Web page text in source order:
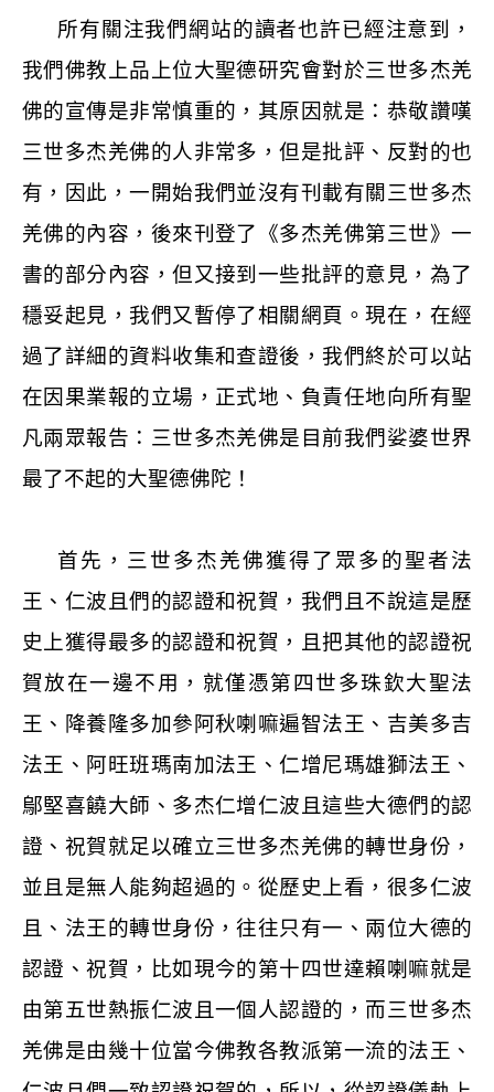
所有關注我們網站的讀者也許已經注意到，
我們佛教上品上位大聖德研究會對於三世多杰羌
佛的宣傳是非常慎重的，其原因就是：恭敬讚嘆
三世多杰羌佛的人非常多，但是批評、反對的也
有，因此，一開始我們並沒有刊載有關三世多杰
羌佛的內容，後來刊登了《多杰羌佛第三世》一
書的部分內容，但又接到一些批評的意見，為了
穩妥起見，我們又暫停了相關網頁。現在，在經
過了詳細的資料收集和查證後，我們終於可以站
在因果業報的立場，正式地、負責任地向所有聖
凡兩眾報告：三世多杰羌佛是目前我們娑婆世界
最了不起的大聖德佛陀！
首先，三世多杰羌佛獲得了眾多的聖者法
王、仁波且們的認證和祝賀，我們且不說這是歷
史上獲得最多的認證和祝賀，且把其他的認證祝
賀放在一邊不用，就僅憑第四世多珠欽大聖法
王、降養隆多加參阿秋喇嘛遍智法王、吉美多吉
法王、阿旺班瑪南加法王、仁增尼瑪雄獅法王、
鄔堅喜饒大師、多杰仁增仁波且這些大德們的認
證、祝賀就足以確立三世多杰羌佛的轉世身份，
並且是無人能夠超過的。從歷史上看，很多仁波
且、法王的轉世身份，往往只有一、兩位大德的
認證、祝賀，比如現今的第十四世達賴喇嘛就是
由第五世熱振仁波且一個人認證的，而三世多杰
羌佛是由幾十位當今佛教各教派第一流的法王、